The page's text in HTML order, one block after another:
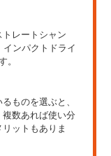
レートシャン
ンパクトドライ
。
ものを選ぶと、
数あれば使い分
ットもありま